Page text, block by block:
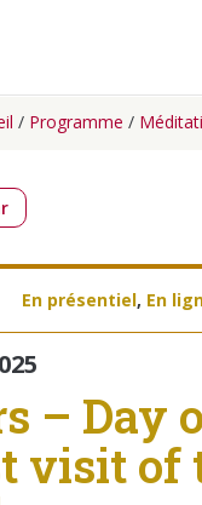
/ Programme /
En présentiel, En
– Day
visit of